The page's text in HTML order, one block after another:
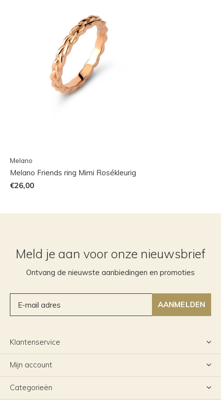
Melano
Melano Friends ring Mimi Rosékleurig
€26,00
Meld je aan voor onze nieuwsbrief
Ontvang de nieuwste aanbiedingen en promoties
AANMELDEN
Klantenservice
Mijn account
Categorieën